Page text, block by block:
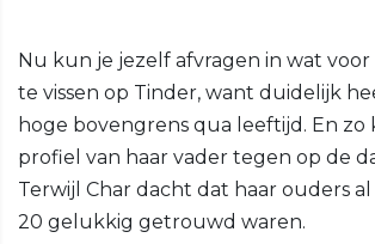
Nu kun je jezelf afvragen in wat voor
te vissen op Tinder, want duidelijk
hoge bovengrens qua leeftijd. En zo
profiel van haar vader tegen op de
Terwijl Char dacht dat haar ouders
20 gelukkig getrouwd waren.